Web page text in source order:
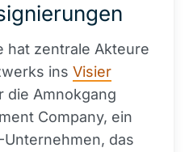
hat zentrale Akteure
ins Visier
die Amnokgang
Company, ein
das